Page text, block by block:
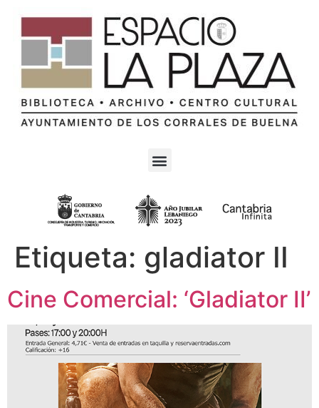
Etiqueta: gladiator II
Cine Comercial: ‘Gladiator II’